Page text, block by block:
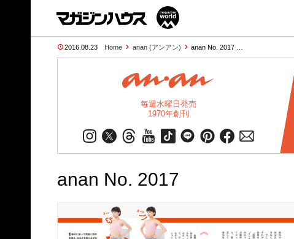
2016.08.23 Home anan (アンアン) anan No. 2017 …
毎週水曜日発売
1970年創刊
anan No. 2017